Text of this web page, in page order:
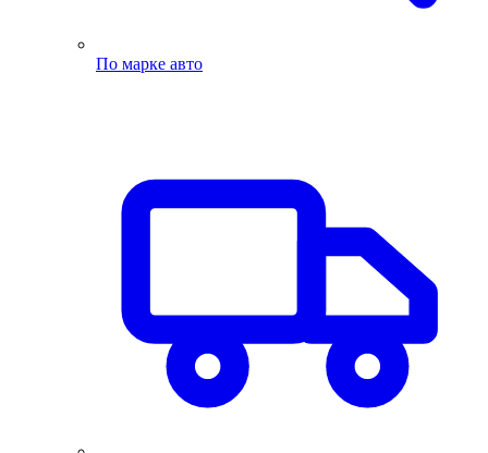
По марке авто